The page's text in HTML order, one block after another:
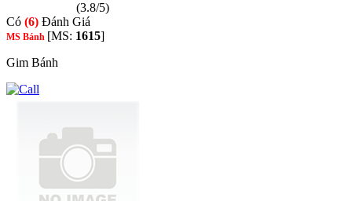
(3.8/5)
Có (6) Đánh Giá
MS Bánh [MS: 1615]
Gim Bánh